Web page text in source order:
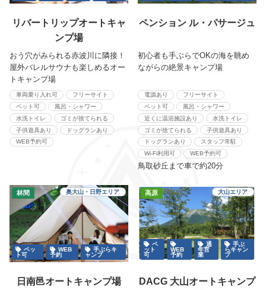
リバートリップオートキャ
ンプ場
おう穴がみられる赤波川に隣接！
屋外バレルサウナも楽しめるオー
トキャンプ場
車両乗り入れ可
フリーサイト
ペット可
風呂・シャワー
水洗トイレ
ゴミが捨てられる
子供遊具あり
ドッグランあり
WEB予約可
ペンション ル・パサージュ
初心者も手ぶらでOKの海を眺め
ながらの絶景キャンプ場
電源あり
フリーサイト
ペット可
風呂・シャワー
近くに温浴施設あり
水洗トイレ
ゴミが捨てられる
子供遊具あり
ドッグランあり
スタッフ常駐
Wi-Fi利用可
WEB予約可
鳥取砂丘まで車で約20分
林間 奥大山・日野エリア
ペッ
ト可
WEB
予約
手ぶらキ
ャンプ
日南邑オートキャンプ場
高原 大山エリア
ペ
ット
可
WEB
予約
通
年営
業
手ぶ
らキャン
プ
DACG 大山オートキャンプ